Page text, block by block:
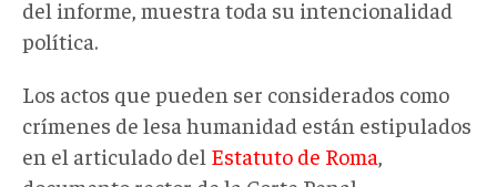
del informe, muestra toda su intencionalidad
política.
Los actos que pueden ser considerados como
crímenes de lesa humanidad están estipulados
en el articulado del Estatuto de Roma